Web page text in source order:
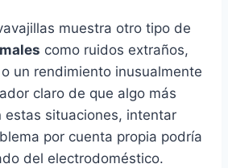
muestra otro tipo de
como ruidos extraños,
un rendimiento inusualmente
claro de que algo más
estas situaciones, intentar
por cuenta propia podría
del electrodoméstico.